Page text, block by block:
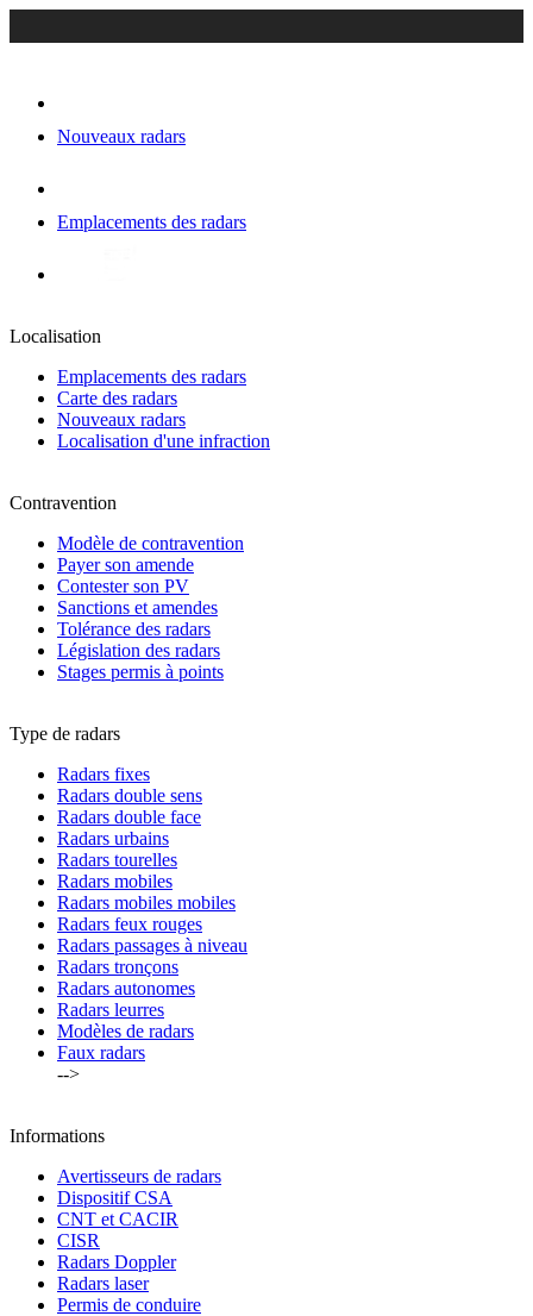
Nouveaux radars
Emplacements des radars
Localisation
Emplacements des radars
Carte des radars
Nouveaux radars
Localisation d'une infraction
Contravention
Modèle de contravention
Payer son amende
Contester son PV
Sanctions et amendes
Tolérance des radars
Législation des radars
Stages permis à points
Type de radars
Radars fixes
Radars double sens
Radars double face
Radars urbains
Radars tourelles
Radars mobiles
Radars mobiles mobiles
Radars feux rouges
Radars passages à niveau
Radars tronçons
Radars autonomes
Radars leurres
Modèles de radars
Faux radars
-->
Informations
Avertisseurs de radars
Dispositif CSA
CNT et CACIR
CISR
Radars Doppler
Radars laser
Permis de conduire